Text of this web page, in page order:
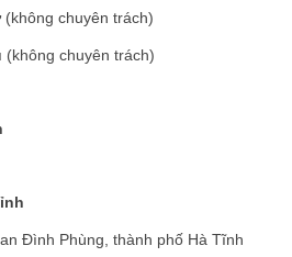
(không chuyên trách)
(không chuyên trách)
Đình Phùng, thành phố Hà Tĩnh